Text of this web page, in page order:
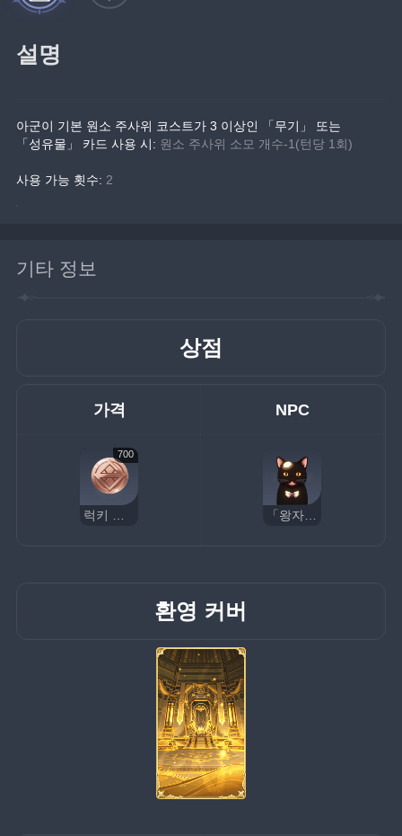
설명
아군이 기본 원소 주사위 코스트가 3 이상인 「무기」 또는
「성유물」 카드 사용 시: 원소 주사위 소모 개수-1(턴당 1회)
사용 가능 횟수: 2
기타 정보
상점
가격 NPC
700
「왕자님」
환영 커버